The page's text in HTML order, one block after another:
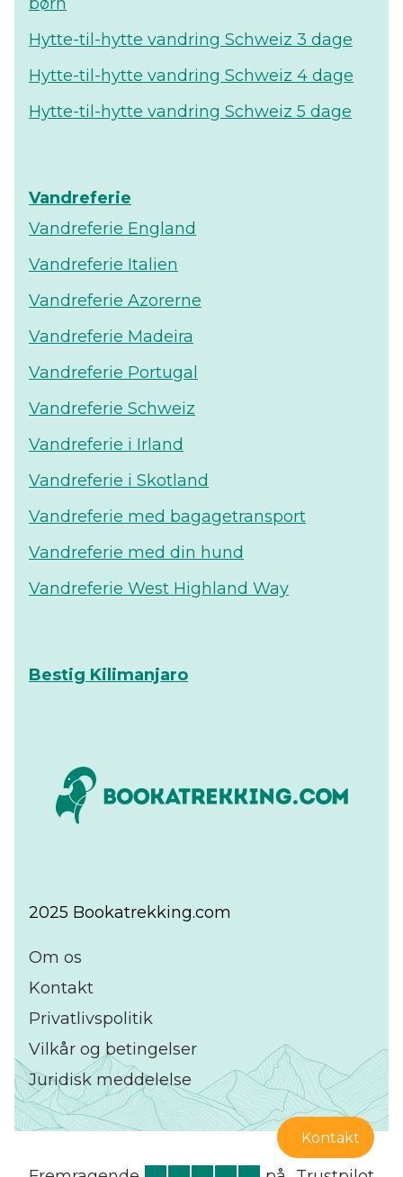
børn
Hytte-til-hytte vandring Schweiz 3 dage
Hytte-til-hytte vandring Schweiz 4 dage
Hytte-til-hytte vandring Schweiz 5 dage
Vandreferie
Vandreferie England
Vandreferie Italien
Vandreferie Azorerne
Vandreferie Madeira
Vandreferie Portugal
Vandreferie Schweiz
Vandreferie i Irland
Vandreferie i Skotland
Vandreferie med bagagetransport
Vandreferie med din hund
Vandreferie West Highland Way
Bestig Kilimanjaro
2025 Bookatrekking.com
Om os
Kontakt
Privatlivspolitik
Vilkår og betingelser
Juridisk meddelelse
Kontakt